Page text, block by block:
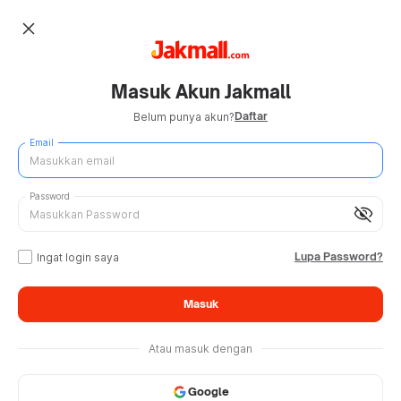
close
Masuk Akun Jakmall
Belum punya akun?Daftar
Email
visibility_off
Password
Ingat login saya Lupa Password?
Masuk
Atau masuk dengan
Google